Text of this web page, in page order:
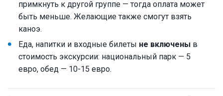
примкнуть к другой группе — тогда оплата может
быть меньше. Желающие также смогут взять
каноэ.
Еда, напитки и входные билеты не включены в
стоимость экскурсии: национальный парк — 5
евро, обед — 10-15 евро.